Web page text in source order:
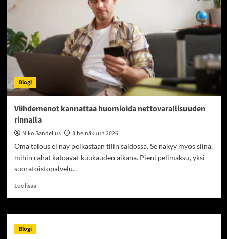
kerryttämässä
Blogi
Viihdemenot kannattaa huomioida nettovarallisuuden
rinnalla
Niko Sandelius
3 heinäkuun 2026
Oma talous ei näy pelkästään tilin saldossa. Se näkyy myös siinä,
mihin rahat katoavat kuukauden aikana. Pieni pelimaksu, yksi
suoratoistopalvelu...
Lue lisääRead
Viihdemenot
kannattaa
Blogi